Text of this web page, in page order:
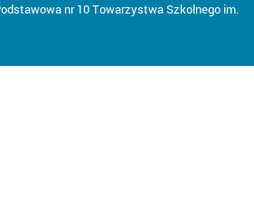
nr 10 Towarzystwa Szkolnego im.